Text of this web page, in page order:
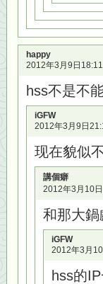
happy
2012年3月9日18:11
hss不是不
iGFW
2012年3月9日
现在貌似
講個癖
2012年3月10
和那大
iGFW
2012年3月
hss的